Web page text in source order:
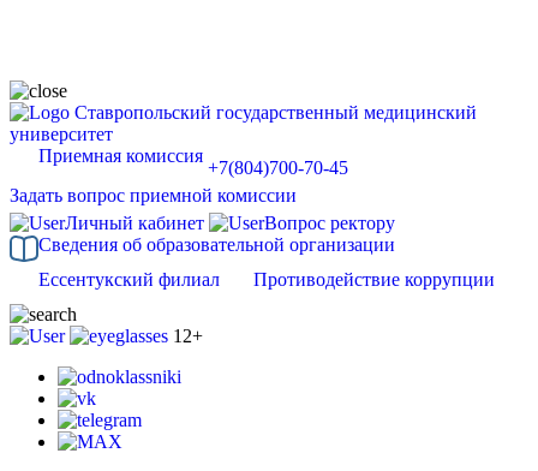
Ставропольский государственный медицинский
университет
Приемная комиссия
+7(804)700-70-45
Задать вопрос приемной комиссии
Личный кабинет
Вопрос ректору
Сведения об образовательной организации
Ессентукский филиал
Противодействие коррупции
12+